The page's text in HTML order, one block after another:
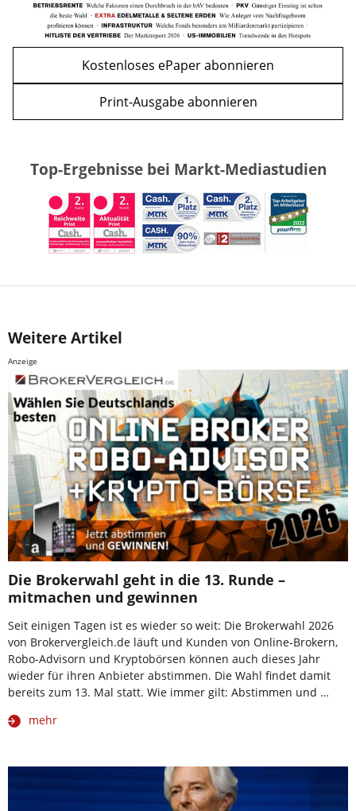
Kostenloses ePaper abonnieren
Print-Ausgabe abonnieren
Top-Ergebnisse bei Markt-Mediastudien
Weitere Artikel
Anzeige
Die Brokerwahl geht in die 13. Runde –
mitmachen und gewinnen
Seit einigen Tagen ist es wieder so weit: Die Brokerwahl 2026
von Brokervergleich.de läuft und Kunden von Online-Brokern,
Robo-Advisorn und Kryptobörsen können auch dieses Jahr
wieder für ihren Anbieter abstimmen. Die Wahl findet damit
bereits zum 13. Mal statt. Wie immer gilt: Abstimmen und …
mehr